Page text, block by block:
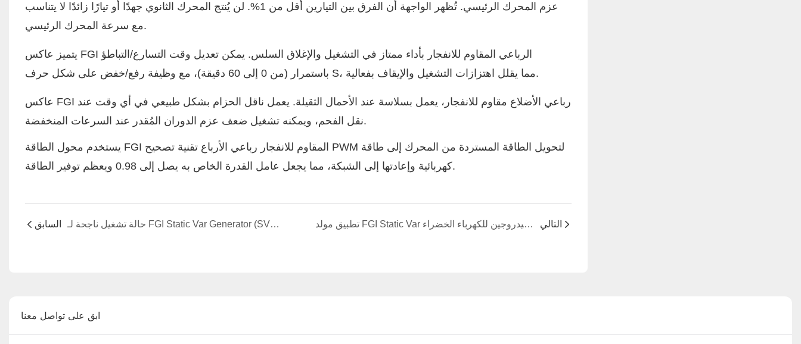
عزم المحرك الرئيسي. تُظهر الواجهة أن الفرق بين التيارين أقل من 1%. لن يُنتج المحرك الثانوي جهدًا أو تيارًا زائدًا لا يتناسب
مع سرعة المحرك الرئيسي.
يتميز عاكس FGI الرباعي المقاوم للانفجار بأداء ممتاز في التشغيل والإغلاق السلس. يمكن تعديل وقت التسارع/التباطؤ
باستمرار (من 0 إلى 60 دقيقة)، مع وظيفة رفع/خفض على شكل حرف S، مما يقلل اهتزازات التشغيل والإيقاف بفعالية.
عاكس FGI رباعي الأضلاع مقاوم للانفجار، يعمل بسلاسة عند الأحمال الثقيلة. يعمل ناقل الحزام بشكل طبيعي في أي وقت عند
نقل الفحم، ويمكنه تشغيل ضعف عزم الدوران المُقدر عند السرعات المنخفضة.
يستخدم محول الطاقة FGI المقاوم للانفجار رباعي الأرباع تقنية تصحيح PWM لتحويل الطاقة المستردة من المحرك إلى طاقة
كهربائية وإعادتها إلى الشبكة، مما يجعل عامل القدرة الخاص به يصل إلى 0.98 ويعظم توفير الطاقة.
السابق حالة تشغيل ناجحة لـ FGI Static Var Generator (SVG) في موقع صهر الكروميت في زيمبابوي تطبيق مولد FGI Static Var في مجال إنتاج الهيدروجين للكهرباء الخضراء التالي
ابق على تواصل معنا